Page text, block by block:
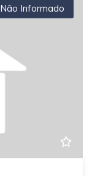
Não Informado